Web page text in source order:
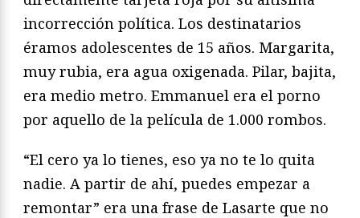
incorrección política. Los destinatarios
éramos adolescentes de 15 años. Margarita,
muy rubia, era agua oxigenada. Pilar, bajita,
era medio metro. Emmanuel era el porno
por aquello de la película de 1.000 rombos.
“El cero ya lo tienes, eso ya no te lo quita
nadie. A partir de ahí, puedes empezar a
remontar” era una frase de Lasarte que no